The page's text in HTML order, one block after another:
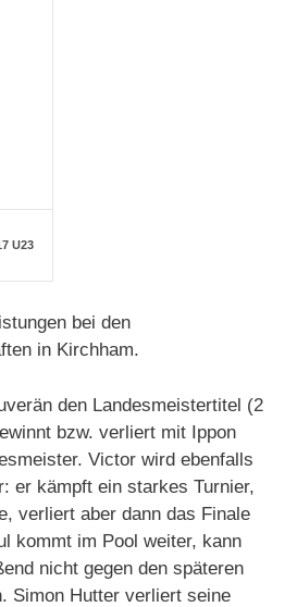
U23
bei den
in Kirchham.
den Landesmeistertitel (2
bzw. verliert mit Ippon
Victor wird ebenfalls
er kämpft ein starkes Turnier,
verliert aber dann das Finale
kommt im Pool weiter, kann
nicht gegen den späteren
Simon Hutter verliert seine